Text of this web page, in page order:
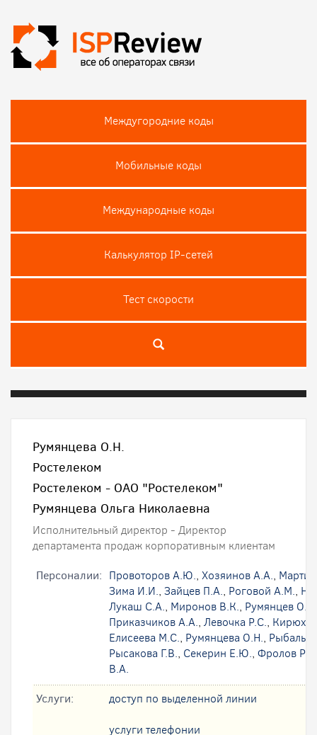
Междугородние коды
Мобильные коды
Международные коды
Калькулятор IP-сетей
Тест скороcти
Румянцева О.Н.
Ростелеком
Ростелеком - ОАО "Ростелеком"
Румянцева Ольга Николаевна
Исполнительный директор - Директор
департамента продаж корпоративным клиентам
Персоналии: Провоторов А.Ю., Хозяинов А.А.,
Зима И.И., Зайцев П.А., Роговой А.М.,
Лукаш С.А., Миронов В.К., Румянцев О.В.
Приказчиков А.А., Левочка Р.С.,
Елисеева М.С., Румянцева О.Н.,
Рысакова Г.В., Секерин Е.Ю., Фролов Р.А.
В.А.
Услуги:
доступ по выделенной линии
услуги телефонии